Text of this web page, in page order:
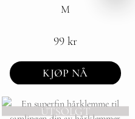
M
99 kr
KJØP NÅ
UTSOLGT